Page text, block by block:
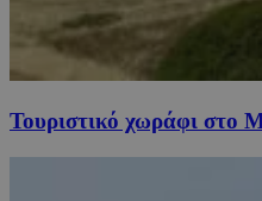
Τουριστικό χωράφι στο